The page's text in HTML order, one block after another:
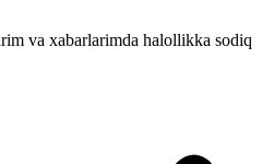
va xabarlarimda halollikka sodiq